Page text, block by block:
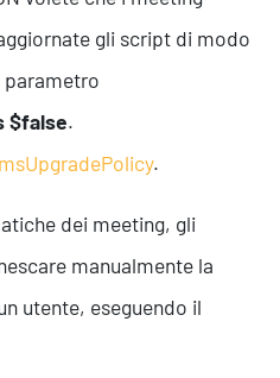
gli script di modo
parametro
$false.
.
dei meeting, gli
manualmente la
utente, eseguendo il